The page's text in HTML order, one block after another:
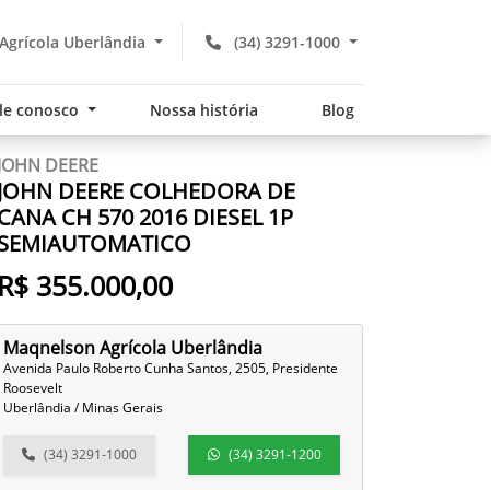
(34) 3291-1000
Uberlândia
conosco Nossa história Blog
DEERE
DEERE COLHEDORA DE
CH 570 2016 DIESEL 1P
R$ 355.000,00
Maqnelson Agrícola Uberlândia
Avenida Paulo Roberto Cunha Santos, 2505, Presidente
Roosevelt
Uberlândia / Minas Gerais
(34) 3291-1000 (34) 3291-1200